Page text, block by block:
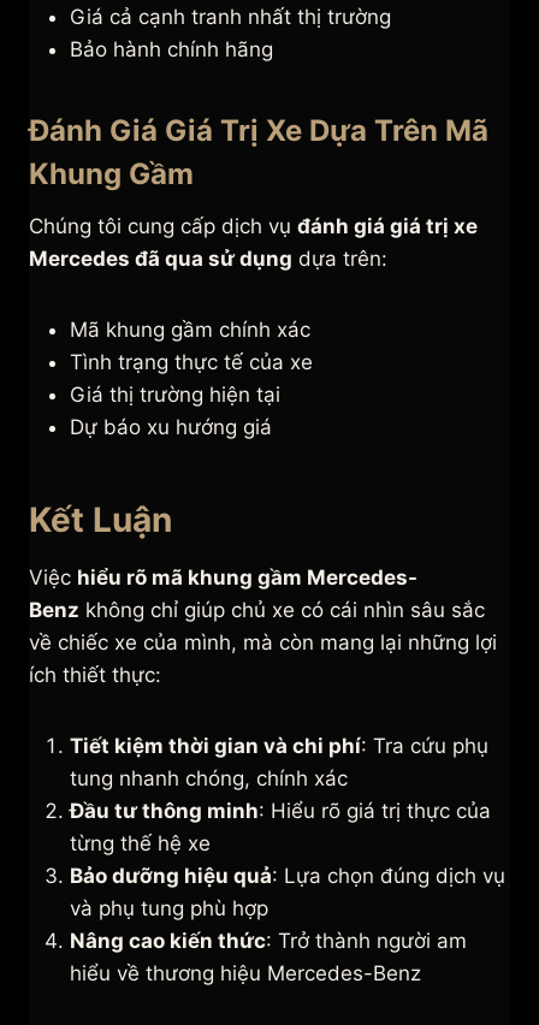
Giá cả cạnh tranh nhất thị trường
Bảo hành chính hãng
Đánh Giá Giá Trị Xe Dựa Trên Mã
Khung Gầm
Chúng tôi cung cấp dịch vụ đánh giá giá trị xe
Mercedes đã qua sử dụng dựa trên:
Mã khung gầm chính xác
Tình trạng thực tế của xe
Giá thị trường hiện tại
Dự báo xu hướng giá
Kết Luận
Việc hiểu rõ mã khung gầm Mercedes-
Benz không chỉ giúp chủ xe có cái nhìn sâu sắc
về chiếc xe của mình, mà còn mang lại những lợi
ích thiết thực:
Tiết kiệm thời gian và chi phí: Tra cứu phụ
tung nhanh chóng, chính xác
Đầu tư thông minh: Hiểu rõ giá trị thực của
từng thế hệ xe
Bảo dưỡng hiệu quả: Lựa chọn đúng dịch vụ
và phụ tung phù hợp
Nâng cao kiến thức: Trở thành người am
hiểu về thương hiệu Mercedes-Benz